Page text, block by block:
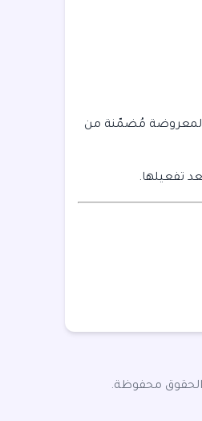
المعروضة مُضمّنة من
تفعيلها.